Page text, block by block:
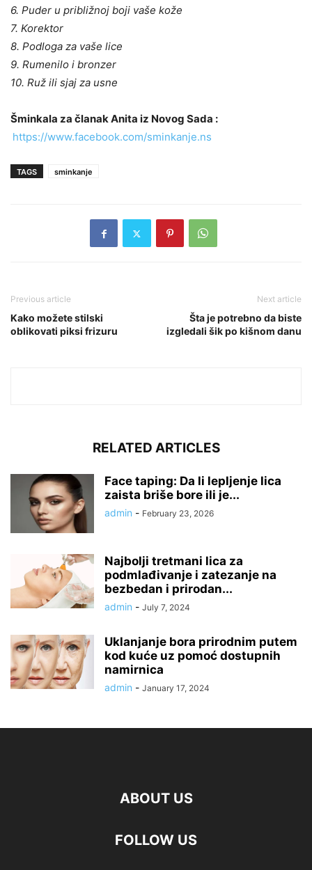
6. Puder u približnoj boji vaše kože
7. Korektor
8. Podloga za vaše lice
9. Rumenilo i bronzer
10. Ruž ili sjaj za usne
Šminkala za članak Anita iz Novog Sada :
https://www.facebook.com/sminkanje.ns
TAGS sminkanje
Previous article
Kako možete stilski
oblikovati piksi frizuru
Next article
Šta je potrebno da biste
izgledali šik po kišnom danu
RELATED ARTICLES
Face taping: Da li lepljenje lica
zaista briše bore ili je...
admin - February 23, 2026
Najbolji tretmani lica za
podmlađivanje i zatezanje na
bezbedan i prirodan...
admin - July 7, 2024
Uklanjanje bora prirodnim putem
kod kuće uz pomoć dostupnih
namirnica
admin - January 17, 2024
ABOUT US
FOLLOW US